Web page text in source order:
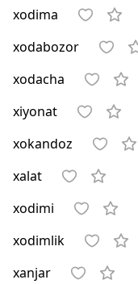
xodima
xodabozor
xodacha
xiyonat
xokandoz
xalat
xodimi
xodimlik
xanjar